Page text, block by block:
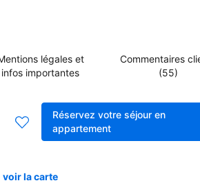
légales et
infos importantes
Commentaires
(55)
Réservez votre séjour en
appartement
la carte